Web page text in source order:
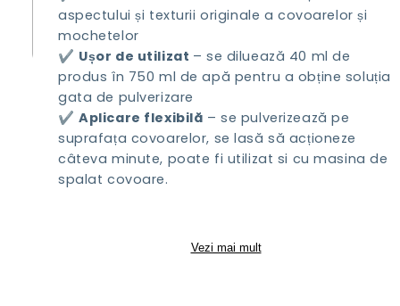
aspectului și texturii originale a covoarelor și
mochetelor
✔️ Ușor de utilizat – se diluează 40 ml de
produs în 750 ml de apă pentru a obține soluția
gata de pulverizare
✔️Aplicare flexibilă – se pulverizează pe
suprafața covoarelor, se lasă să acționeze
câteva minute, poate fi utilizat si cu masina de
spalat covoare.
Vezi mai mult